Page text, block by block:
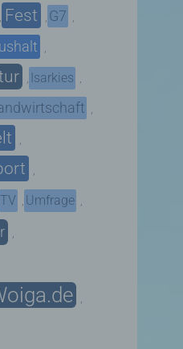
, Fest , G7 ,
,
, Isarkies ,
,
,
,
TV , Umfrage ,
,
,